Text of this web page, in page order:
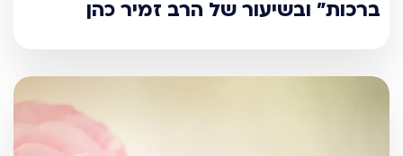
ברכות" ובשיעור של הרב זמיר כהן